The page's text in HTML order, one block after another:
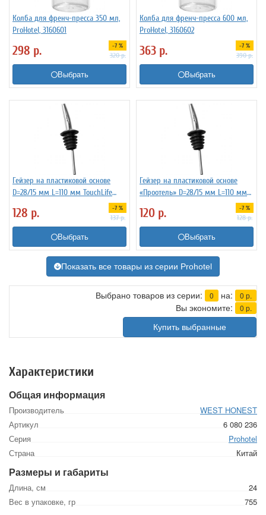
Колба для френч-пресса 350 мл,
ProHotel, 3160601
298 р. -7 %
320р.
Выбрать
Колба для френч-пресса 600 мл,
ProHotel, 3160602
363 р. -7 %
390р.
Выбрать
Гейзер на пластиковой основе
D=28/15 мм L=110 мм TouchLife
128 р. -7 %
137р.
Выбрать
Гейзер на пластиковой основе
«Проотель» D=28/15 мм L=110 мм
120 р. -7 %
128р.
Выбрать
Показать все товары из серии Prohotel
Выбрано товаров из серии: 0 на: 0 р.
Вы экономите: 0 р.
Купить выбранные
Характеристики
Общая информация
Производитель
WEST HONEST
Артикул
6 080 236
Серия
Prohotel
Страна
Китай
Размеры и габариты
Длина, см
24
Вес в упаковке, гр
755